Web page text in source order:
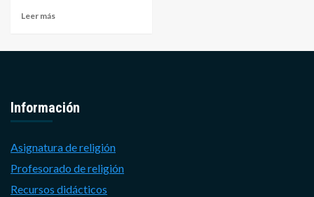
Leer más
Información
Asignatura de religión
Profesorado de religión
Recursos didácticos